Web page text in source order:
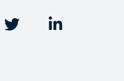
 